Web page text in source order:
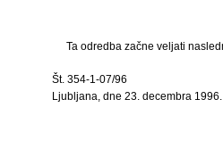
Ta odredba začne veljati
Št. 354-1-07/96
Ljubljana, dne 23. decembra 1996.